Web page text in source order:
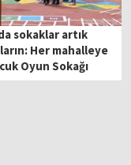
sokaklar artık
Her mahalleye
Oyun Sokağı